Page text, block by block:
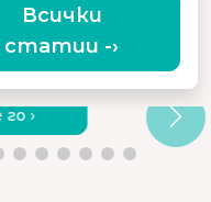
Всички
статии -›
›